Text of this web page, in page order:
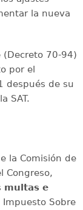
la nueva
70-94)
por el
después de su
SAT.
la Comisión de
Congreso,
multas e
Sobre